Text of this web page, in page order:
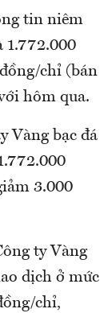
tin niêm
1.772.000
chỉ (bán
hôm qua.
Vàng bạc đá
3.000
ty Vàng
dịch ở mức
chỉ,